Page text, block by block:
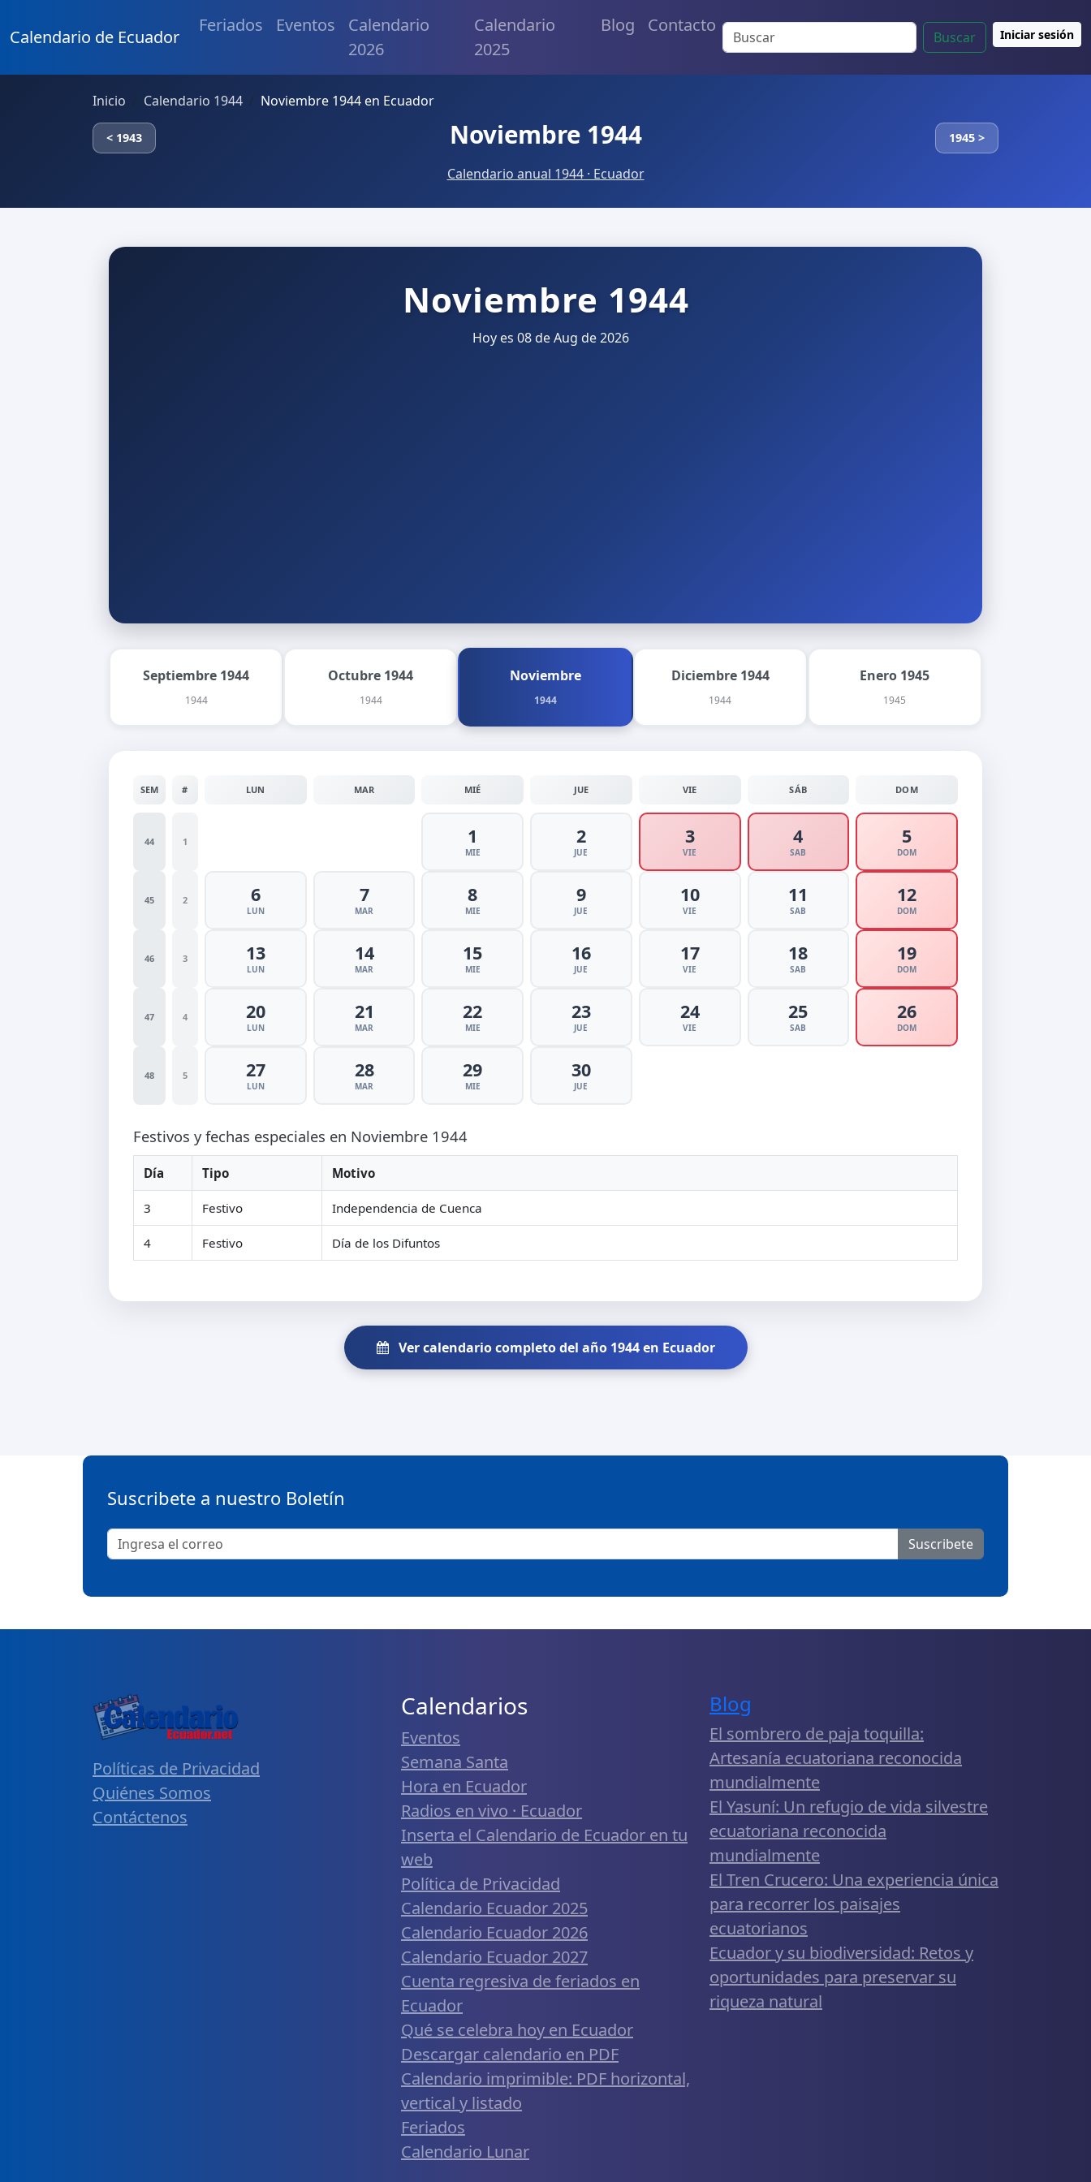
Calendario de Ecuador
Feriados Eventos
Calendario
2026
Calendario
2025
Blog Contacto
Buscar Iniciar sesión
Inicio Calendario 1944 Noviembre 1944 en Ecuador
< 1943 Noviembre 1944 1945 >
Calendario anual 1944 · Ecuador
Noviembre 1944
Hoy es 08 de Aug de 2026
Septiembre 1944
1944
Octubre 1944
1944
Noviembre
1944
Diciembre 1944
1944
Enero 1945
1945
SEM # LUN MAR MIÉ JUE VIE SÁB DOM
44 1 1
MIE
2
JUE
3
VIE
4
SAB
5
DOM
45 2 6
LUN
7
MAR
8
MIE
9
JUE
10
VIE
11
SAB
12
DOM
46 3 13
LUN
14
MAR
15
MIE
16
JUE
17
VIE
18
SAB
19
DOM
47 4 20
LUN
21
MAR
22
MIE
23
JUE
24
VIE
25
SAB
26
DOM
48 5 27
LUN
28
MAR
29
MIE
30
JUE
Festivos y fechas especiales en Noviembre 1944
Día Tipo Motivo
3 Festivo Independencia de Cuenca
4 Festivo Día de los Difuntos
Ver calendario completo del año 1944 en Ecuador
Suscribete a nuestro Boletín
Suscribete
Políticas de Privacidad
Quiénes Somos
Contáctenos
Calendarios
Eventos
Semana Santa
Hora en Ecuador
Radios en vivo · Ecuador
Inserta el Calendario de Ecuador en tu
web
Política de Privacidad
Calendario Ecuador 2025
Calendario Ecuador 2026
Calendario Ecuador 2027
Cuenta regresiva de feriados en
Ecuador
Qué se celebra hoy en Ecuador
Descargar calendario en PDF
Calendario imprimible: PDF horizontal,
vertical y listado
Feriados
Calendario Lunar
Blog
El sombrero de paja toquilla:
Artesanía ecuatoriana reconocida
mundialmente
El Yasuní: Un refugio de vida silvestre
ecuatoriana reconocida
mundialmente
El Tren Crucero: Una experiencia única
para recorrer los paisajes
ecuatorianos
Ecuador y su biodiversidad: Retos y
oportunidades para preservar su
riqueza natural